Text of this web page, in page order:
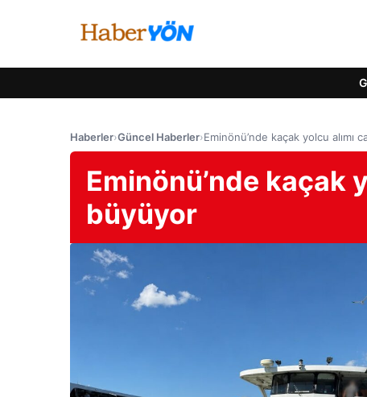
Haberler›Güncel Haberler›Eminönü’nde kaçak yolcu
Eminönü’nde kaçak
büyüyor